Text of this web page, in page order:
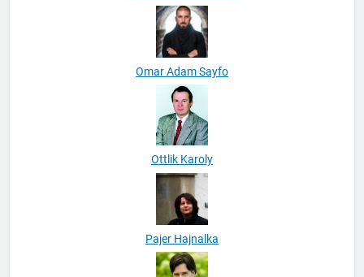
Omar Adam Sayfo
Ottlik Karoly
Pajer Hajnalka